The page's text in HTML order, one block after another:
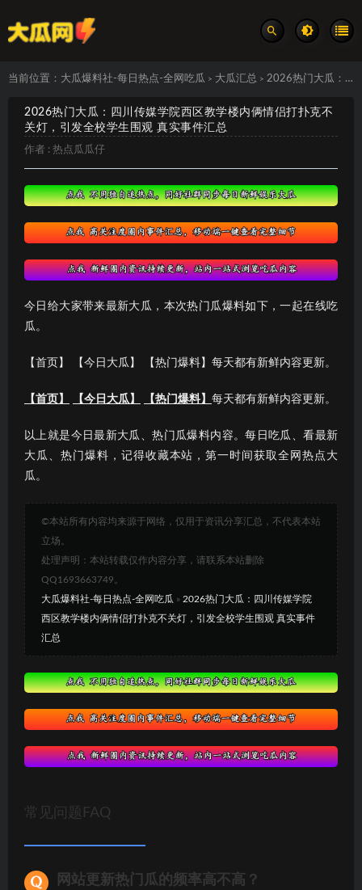
当前位置： 大瓜爆料社-每日热点-全网吃瓜 > 大瓜汇总 > 2026热门大瓜：四川传媒学院西区教学楼内俩情侣打扑克不关灯，引发全校学生围观 真实事件汇总
2026热门大瓜：四川传媒学院西区教学楼内俩情侣打扑克不
关灯，引发全校学生围观 真实事件汇总
作者 : 热点瓜瓜仔
今日给大家带来最新大瓜，本次热门瓜爆料如下，一起在线吃
瓜。
【首页】 【今日大瓜】 【热门爆料】每天都有新鲜内容更新。
【首页】 【今日大瓜】 【热门爆料】 每天都有新鲜内容更新。
以上就是今日最新大瓜、热门瓜爆料内容。每日吃瓜、看最新
大瓜、热门爆料，记得收藏本站，第一时间获取全网热点大
瓜。
©本站所有内容均来源于网络，仅用于资讯分享汇总，不代表本站
立场。
处理声明：本站转载仅作内容分享，请联系本站删除
QQ1693663749。
大瓜爆料社-每日热点-全网吃瓜 » 2026热门大瓜：四川传媒学院
西区教学楼内俩情侣打扑克不关灯，引发全校学生围观 真实事件
汇总
常见问题FAQ
网站更新热门瓜的频率高不高？